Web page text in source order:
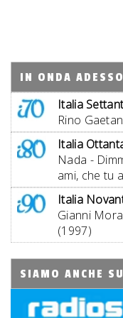
IN ONDA ADESSO
Italia
Rino
Italia
Nada -
ami, che tu
Italia
Gianni
(1997)
SIAMO ANCHE